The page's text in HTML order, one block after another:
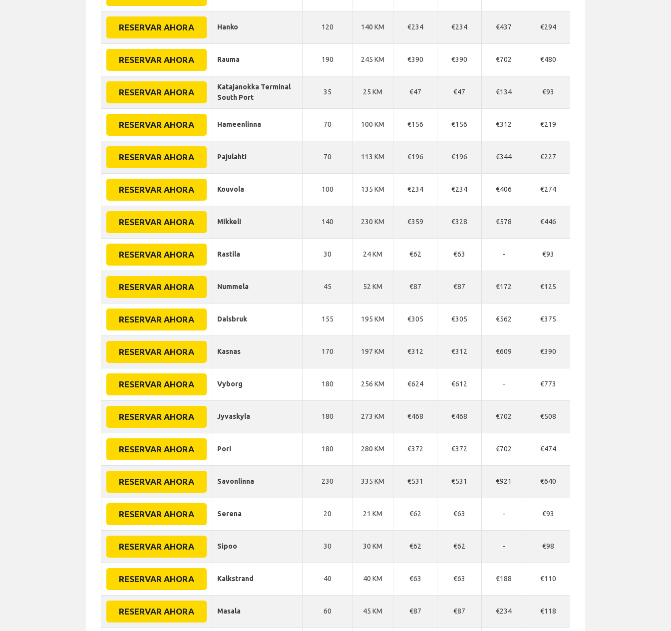
RESERVAR AHORA Hanko 120 140 KM €234 €234 €437 €294
RESERVAR AHORA Rauma 190 245 KM €390 €390 €702 €480
RESERVAR AHORA
Katajanokka Terminal
South Port
35 25 KM €47 €47 €134 €93
RESERVAR AHORA Hameenlinna 70 100 KM €156 €156 €312 €219
RESERVAR AHORA Pajulahti 70 113 KM €196 €196 €344 €227
RESERVAR AHORA Kouvola 100 135 KM €234 €234 €406 €274
RESERVAR AHORA Mikkeli 140 230 KM €359 €328 €578 €446
RESERVAR AHORA Rastila 30 24 KM €62 €63 - €93
RESERVAR AHORA Nummela 45 52 KM €87 €87 €172 €125
RESERVAR AHORA Dalsbruk 155 195 KM €305 €305 €562 €375
RESERVAR AHORA Kasnas 170 197 KM €312 €312 €609 €390
RESERVAR AHORA Vyborg 180 256 KM €624 €612 - €773
RESERVAR AHORA Jyvaskyla 180 273 KM €468 €468 €702 €508
RESERVAR AHORA Pori 180 280 KM €372 €372 €702 €474
RESERVAR AHORA Savonlinna 230 335 KM €531 €531 €921 €640
RESERVAR AHORA Serena 20 21 KM €62 €63 - €93
RESERVAR AHORA Sipoo 30 30 KM €62 €62 - €98
RESERVAR AHORA Kalkstrand 40 40 KM €63 €63 €188 €110
RESERVAR AHORA Masala 60 45 KM €87 €87 €234 €118